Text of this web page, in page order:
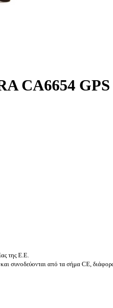
GPS
της Ε.Ε.
συνοδεύονται από τα σήμα CE,